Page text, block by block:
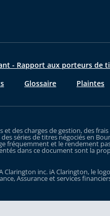
- Rapport aux porteurs de
Glossaire Plaintes
et des charges de gestion, des
séries de titres négociés en
fréquemment et le rendement
dans ce document sont la
Clarington inc. iA Clarington, le
Assurance et services